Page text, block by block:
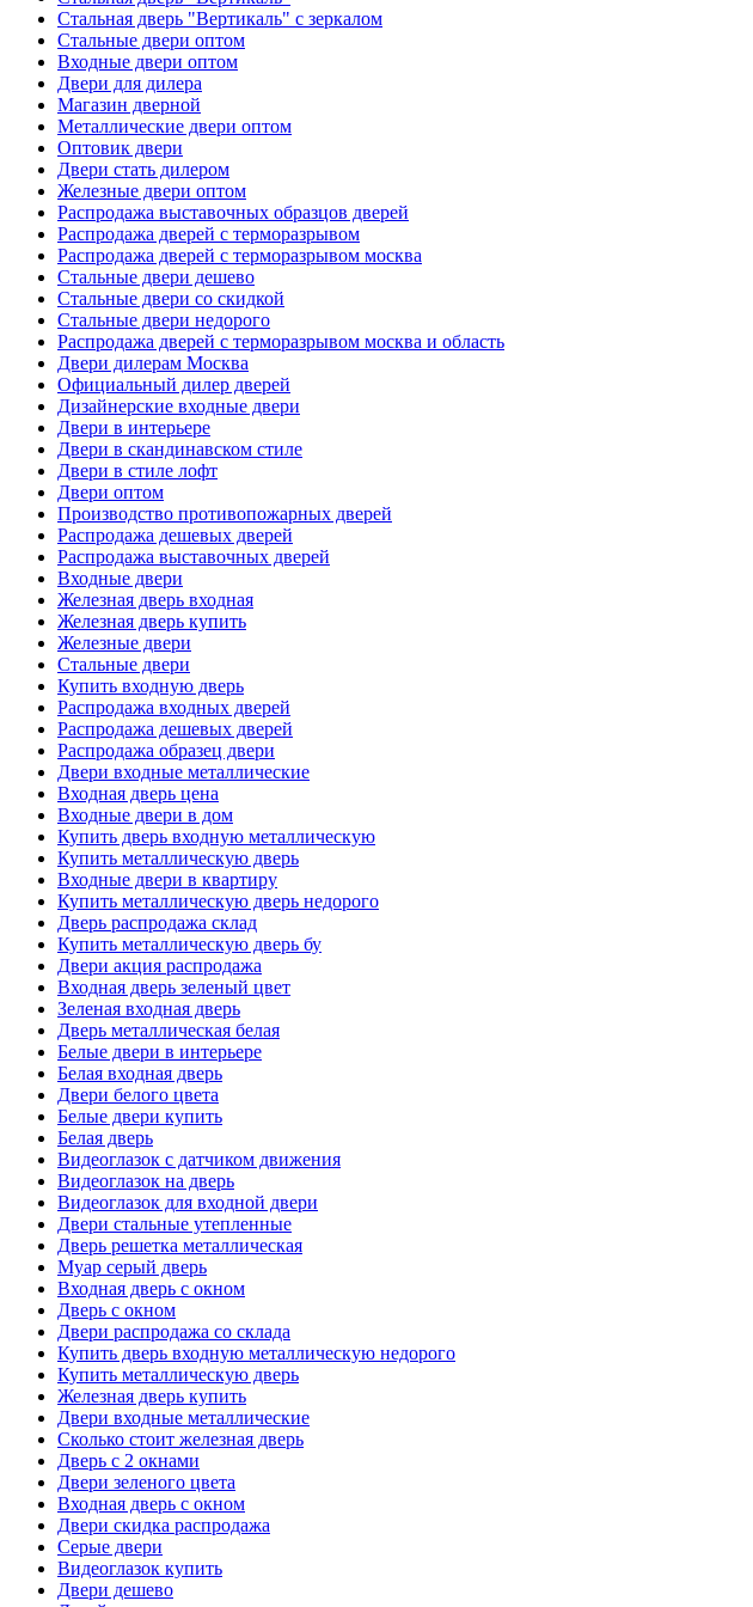
Стальная дверь "Вертикаль" с зеркалом
Стальные двери оптом
Входные двери оптом
Двери для дилера
Магазин дверной
Металлические двери оптом
Оптовик двери
Двери стать дилером
Железные двери оптом
Распродажа выставочных образцов дверей
Распродажа дверей с терморазрывом
Распродажа дверей с терморазрывом москва
Стальные двери дешево
Стальные двери со скидкой
Стальные двери недорого
Распродажа дверей с терморазрывом москва и область
Двери дилерам Москва
Официальный дилер дверей
Дизайнерские входные двери
Двери в интерьере
Двери в скандинавском стиле
Двери в стиле лофт
Двери оптом
Производство противопожарных дверей
Распродажа дешевых дверей
Распродажа выставочных дверей
Входные двери
Железная дверь входная
Железная дверь купить
Железные двери
Стальные двери
Купить входную дверь
Распродажа входных дверей
Распродажа дешевых дверей
Распродажа образец двери
Двери входные металлические
Входная дверь цена
Входные двери в дом
Купить дверь входную металлическую
Купить металлическую дверь
Входные двери в квартиру
Купить металлическую дверь недорого
Дверь распродажа склад
Купить металлическую дверь бу
Двери акция распродажа
Входная дверь зеленый цвет
Зеленая входная дверь
Дверь металлическая белая
Белые двери в интерьере
Белая входная дверь
Двери белого цвета
Белые двери купить
Белая дверь
Видеоглазок с датчиком движения
Видеоглазок на дверь
Видеоглазок для входной двери
Двери стальные утепленные
Дверь решетка металлическая
Муар серый дверь
Входная дверь с окном
Дверь с окном
Двери распродажа со склада
Купить дверь входную металлическую недорого
Купить металлическую дверь
Железная дверь купить
Двери входные металлические
Сколько стоит железная дверь
Дверь с 2 окнами
Двери зеленого цвета
Входная дверь с окном
Двери скидка распродажа
Серые двери
Видеоглазок купить
Двери дешево